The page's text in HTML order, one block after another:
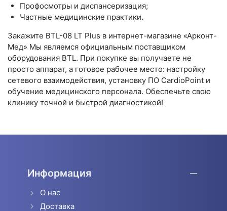
Профосмотры и диспансеризация;
Частные медицинские практики.
Закажите BTL-08 LT Plus в интернет-магазине «Арконт-
Мед» Мы являемся официальным поставщиком
оборудования BTL. При покупке вы получаете не
просто аппарат, а готовое рабочее место: настройку
сетевого взаимодействия, установку ПО CardioPoint и
обучение медицинского персонала. Обеспечьте свою
клинику точной и быстрой диагностикой!
Информация
О нас
Доставка